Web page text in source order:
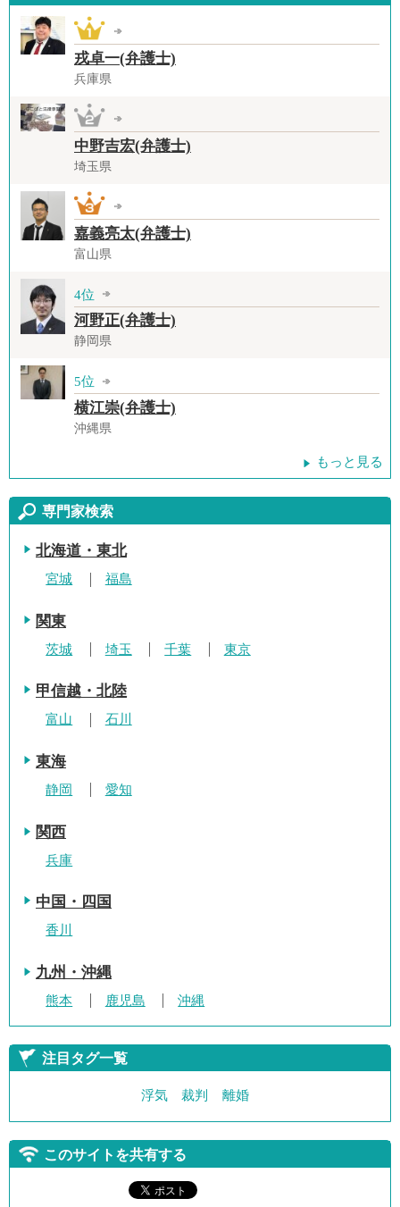
戎卓一(弁護士)
兵庫県
中野吉宏(弁護士)
埼玉県
嘉義亮太(弁護士)
富山県
4位
河野正(弁護士)
静岡県
5位
横江崇(弁護士)
沖縄県
もっと見る
専門家検索
北海道・東北
宮城 福島
関東
茨城 埼玉 千葉 東京
甲信越・北陸
富山 石川
東海
静岡 愛知
関西
兵庫
中国・四国
香川
九州・沖縄
熊本 鹿児島 沖縄
注目タグ一覧
浮気 裁判 離婚
このサイトを共有する